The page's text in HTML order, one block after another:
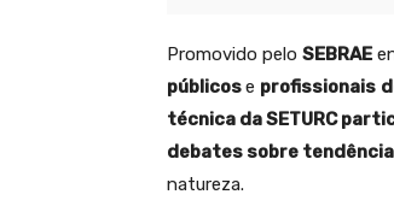
Promovido pelo SEBRAE
públicose profissionais
técnica da SETURC
debates sobre
natureza.